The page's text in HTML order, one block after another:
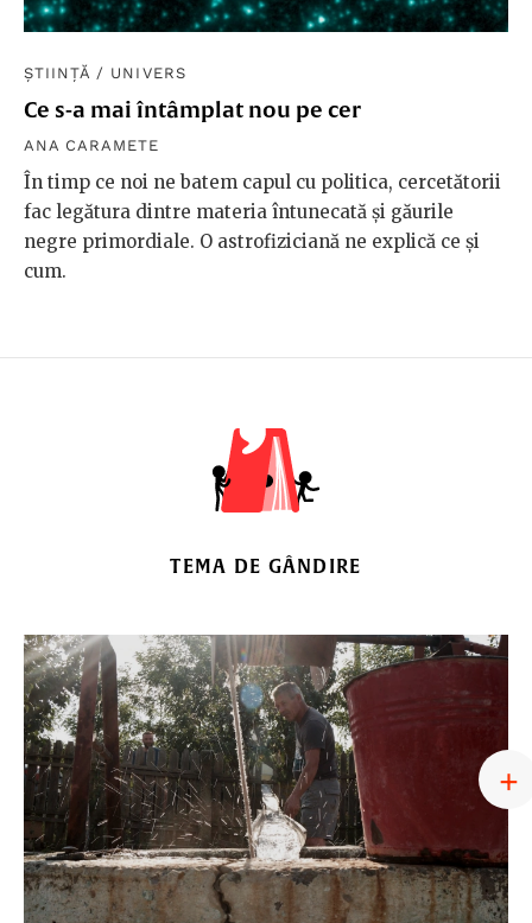
ȘTIINȚĂ / UNIVERS
Ce s-a mai întâmplat nou pe cer
ANA CARAMETE
În timp ce noi ne batem capul cu politica, cercetătorii
fac legătura dintre materia întunecată și găurile
negre primordiale. O astrofiziciană ne explică ce și
cum.
TEMA DE GÂNDIRE